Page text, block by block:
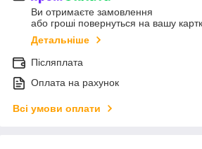
Ви отримаєте замовлення
або гроші повернуться на вашу
Детальніше
Післяплата
Оплата на рахунок
Всі умови оплати